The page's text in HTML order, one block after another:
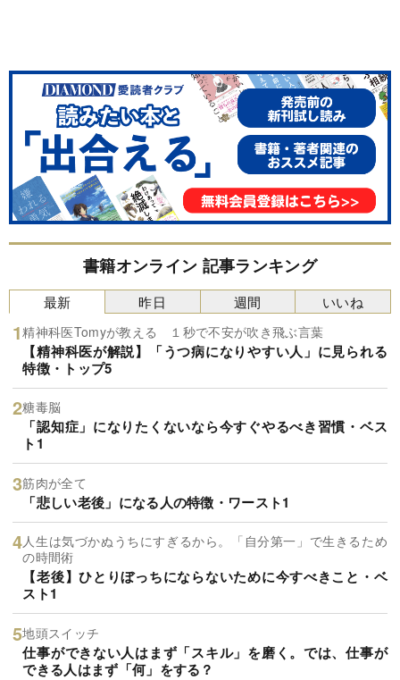
書籍オンライン 記事ランキング
最新
精神科医Tomyが教える １秒で不安が吹き飛ぶ言葉
【精神科医が解説】「うつ病になりやすい人」に見られる
特徴・トップ5
糖毒脳
「認知症」になりたくないなら今すぐやるべき習慣・ベス
ト1
筋肉が全て
「悲しい老後」になる人の特徴・ワースト1
人生は気づかぬうちにすぎるから。「自分第一」で生きるため
の時間術
【老後】ひとりぼっちにならないために今すべきこと・ベ
スト1
地頭スイッチ
仕事ができない人はまず「スキル」を磨く。では、仕事が
できる人はまず「何」をする？
昨日 週間 いいね